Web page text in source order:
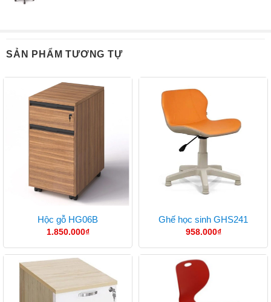
SẢN PHẨM TƯƠNG TỰ
Hộc gỗ HG06B
1.850.000₫
Ghế học sinh GHS241
958.000₫